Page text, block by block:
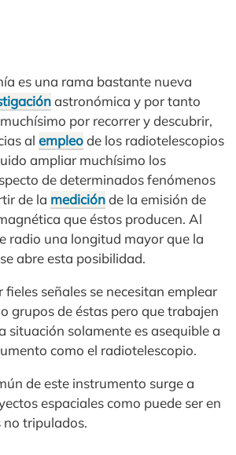
es una rama bastante nueva
astronómica y por tanto
por recorrer y descubrir,
al empleode los radiotelescopios
ampliar muchísimo los
de determinados fenómenos
de la mediciónde la emisión de
que éstos producen. Al
radio una longitud mayor que la
abre esta posibilidad.
fieles señales se necesitan emplear
grupos de éstas pero que trabajen
situación solamente es asequible a
como el radiotelescopio.
de este instrumento surge a
espaciales como puede ser en
no tripulados.